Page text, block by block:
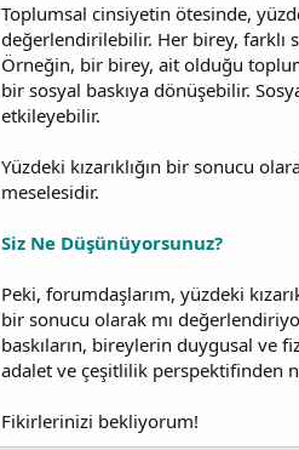
Toplumsal cinsiyetin ötesinde,
değerlendirilebilir. Her birey, farklı
Örneğin, bir birey, ait olduğu
bir sosyal baskıya dönüşebilir.
etkileyebilir.
Yüzdeki kızarıklığın bir sonucu
meselesidir.
Siz Ne Düşünüyorsunuz?
Peki, forumdaşlarım, yüzdeki
bir sonucu olarak mı
baskıların, bireylerin duygusal ve
adalet ve çeşitlilik perspektifinden
Fikirlerinizi bekliyorum!